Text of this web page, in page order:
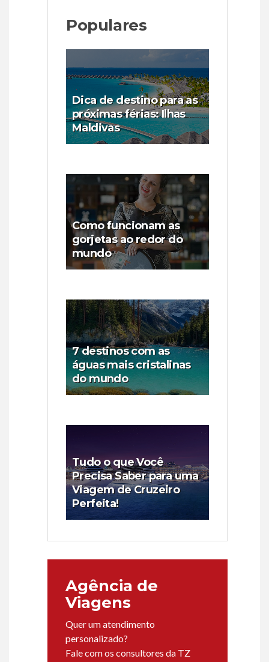
Populares
Dica de destino para as
próximas férias: Ilhas
Maldivas
Como funcionam as
gorjetas ao redor do
mundo
7 destinos com as
águas mais cristalinas
do mundo
Tudo o que Você
Precisa Saber para uma
Viagem de Cruzeiro
Perfeita!
Agência de
Viagens
Quer um atendimento
personalizado?
Fale com os consultores da TZ